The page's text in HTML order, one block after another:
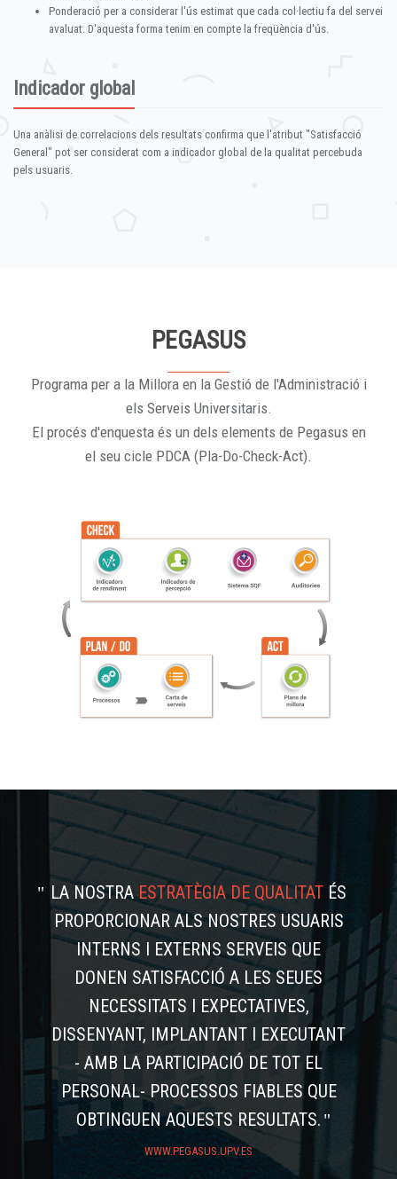
Ponderació per a considerar l'ús estimat que cada col·lectiu fa del servei
avaluat. D'aquesta forma tenim en compte la freqüència d'ús.
Indicador global
Una anàlisi de correlacions dels resultats confirma que l'atribut "Satisfacció
General" pot ser considerat com a indicador global de la qualitat percebuda
pels usuaris.
PEGASUS
Programa per a la Millora en la Gestió de l'Administració i
els Serveis Universitaris.
El procés d'enquesta és un dels elements de Pegasus en
el seu cicle PDCA (Pla-Do-Check-Act).
LA NOSTRAESTRATÈGIA DE QUALITAT ÉS
PROPORCIONAR ALS NOSTRES USUARIS
INTERNS I EXTERNS SERVEIS QUE
DONEN SATISFACCIÓ A LES SEUES
NECESSITATS I EXPECTATIVES,
DISSENYANT, IMPLANTANT I EXECUTANT
- AMB LA PARTICIPACIÓ DE TOT EL
PERSONAL- PROCESSOS FIABLES QUE
OBTINGUEN AQUESTS RESULTATS.
WWW.PEGASUS.UPV.ES